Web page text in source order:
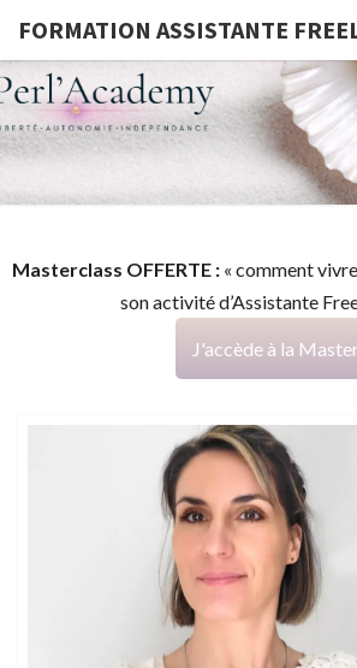
FORMATION ASSISTANTE
G
Masterclass OFFERTE : « comment
son activité d’Assistante
J'accède à la